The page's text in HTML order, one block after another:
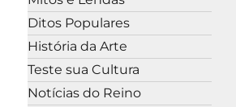
Ditos Populares
História da Arte
Teste sua Cultura
Notícias do Reino